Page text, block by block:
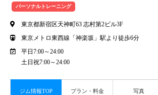
パーソナルトレーニング
東京都新宿区天神町63 志村第2ビル3F
東京メトロ東西線「神楽坂」駅より徒歩6分
平日7:00～24:00
土日祝7:00～24:00
ジム情報TOP プラン・料金 写真